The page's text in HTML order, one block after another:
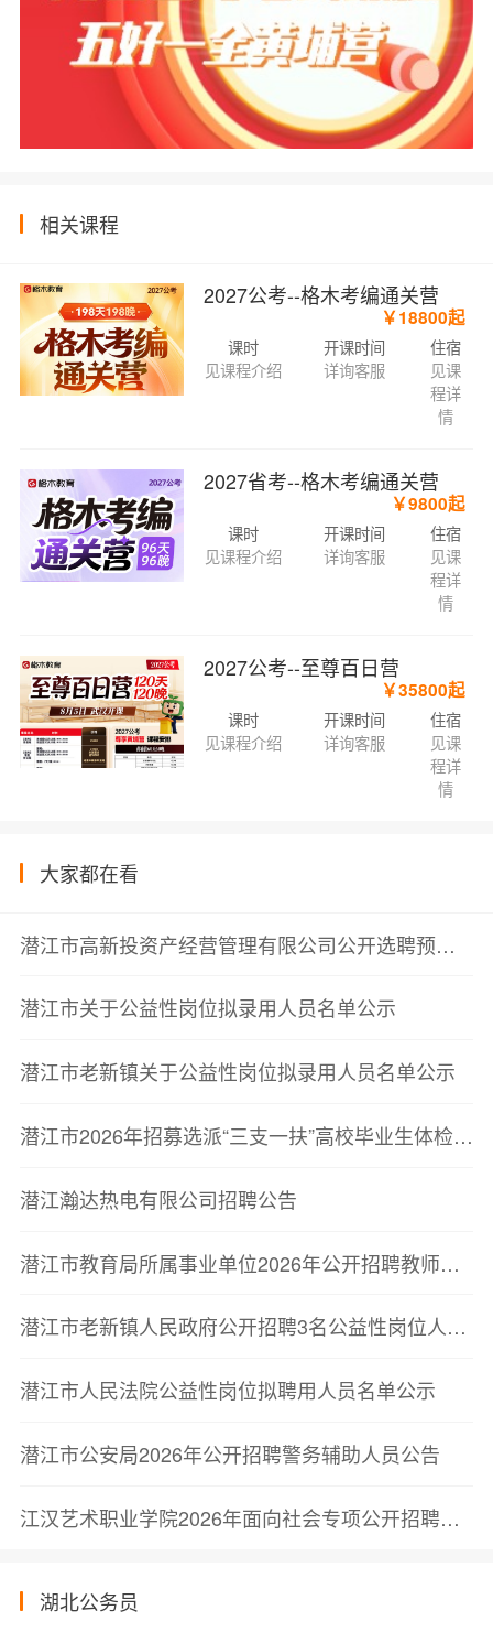
相关课程
2027公考--格木考编通关营
￥18800起
课时
见课程介绍
开课时间
详询客服
住宿
见课
程详
情
2027省考--格木考编通关营
￥9800起
课时
见课程介绍
开课时间
详询客服
住宿
见课
程详
情
2027公考--至尊百日营
￥35800起
课时
见课程介绍
开课时间
详询客服
住宿
见课
程详
情
大家都在看
潜江市高新投资产经营管理有限公司公开选聘预公告
潜江市关于公益性岗位拟录用人员名单公示
潜江市老新镇关于公益性岗位拟录用人员名单公示
潜江市2026年招募选派“三支一扶”高校毕业生体检递补公告
潜江瀚达热电有限公司招聘公告
潜江市教育局所属事业单位2026年公开招聘教师体检递补公告
潜江市老新镇人民政府公开招聘3名公益性岗位人员的公告
潜江市人民法院公益性岗位拟聘用人员名单公示
潜江市公安局2026年公开招聘警务辅助人员公告
江汉艺术职业学院2026年面向社会专项公开招聘教师、专职辅导员体检通知
湖北公务员